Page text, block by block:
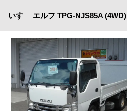
いすゞ エルフ TPG-NJS85A (4WD)